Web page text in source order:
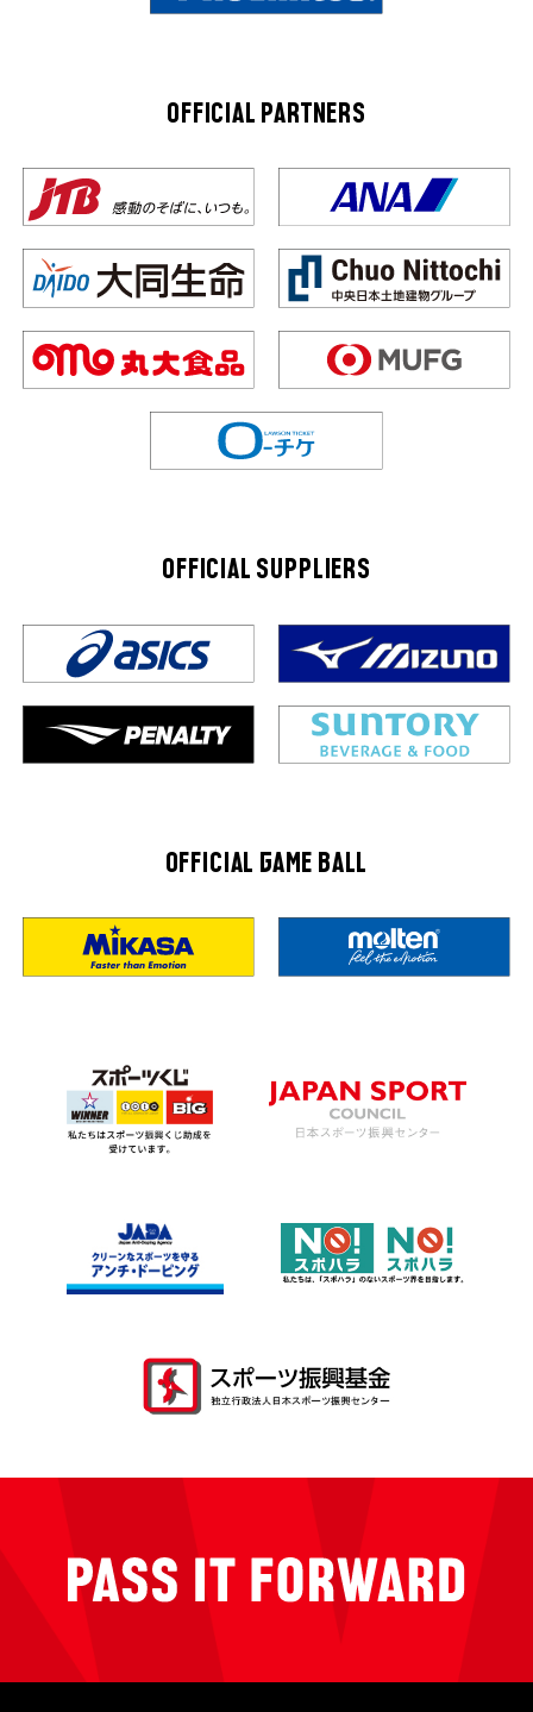
OFFICIAL PARTNERS
OFFICIAL SUPPLIERS
OFFICIAL GAME BALL